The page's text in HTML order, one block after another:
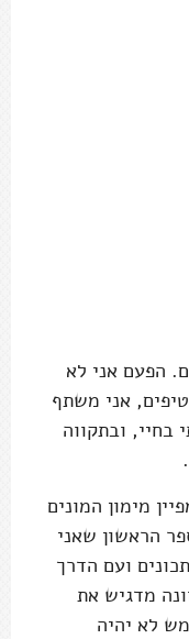
הפעם אני לא
אני משתף
ובתקווה
מימון המונים
הראשון שאני
ועם הדרך
מדגיש את
לא יהיה